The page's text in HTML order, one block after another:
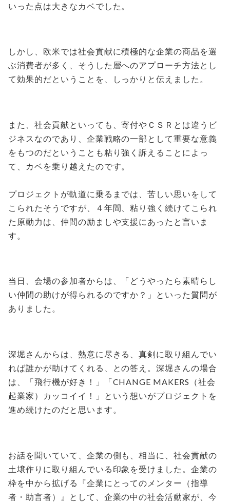
いった点は大きなカベでした。
しかし、欧米では社会貢献に積極的な企業の商品を選
ぶ消費者が多く、そうした層へのアプローチ方法とし
て効果的だということを、しっかりと伝えました。
また、社会貢献といっても、寄付やＣＳＲとは違うビ
ジネスなのであり、企業戦略の一部として重要な意義
をもつのだということも粘り強く訴えることによっ
て、カベを乗り越えたのです。
プロジェクトが軌道に乗るまでは、苦しい思いをして
こられたそうですが、４年間、粘り強く続けてこられ
た原動力は、仲間の励ましや支援にあったと言いま
す。
当日、会場の参加者からは、「どうやったら素晴らし
い仲間の助けが得られるのですか？」といった質問が
ありました。
深堀さんからは、熱意に尽きる、真剣に取り組んでい
れば誰かが助けてくれる、との答え。深堀さんの場合
は、「飛行機が好き！」「CHANGE MAKERS（社会
起業家）カッコイイ！」という想いがプロジェクトを
進め続けたのだと思います。
お話を聞いていて、企業の側も、相当に、社会貢献の
土壌作りに取り組んでいる印象を受けました。企業の
枠を中から拡げる『企業にとってのメンター（指導
者・助言者）』として、企業の中の社会活動家が、今